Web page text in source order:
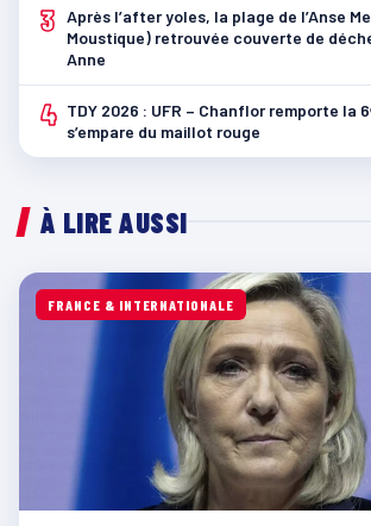
3 Après l’after yoles, la plage de l’Anse
Moustique) retrouvée couverte de
Anne
4 TDY 2026 : UFR – Chanflor remporte la
s’empare du maillot rouge
À LIRE AUSSI
FRANCE & INTERNATIONALE